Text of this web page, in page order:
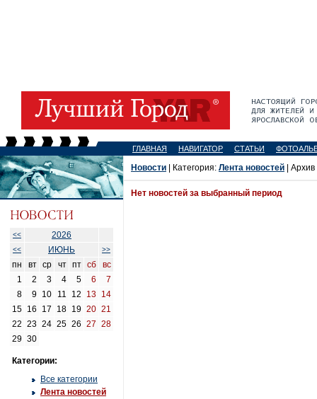
ГЛАВНАЯ НАВИГАТОР СТАТЬИ
<< 2026
<< ИЮНЬ >>
пн вт ср чт пт сб
вс
1
2 3 4 5 6
7
8
9 10 11 12 13 14
15 16 17 18 19 20 21
22 23 24 25 26 27 28
29 30
Категории:
Все категории
Лента новостей
Новости | Категория: Лента новостей |
Нет новостей за выбранный период